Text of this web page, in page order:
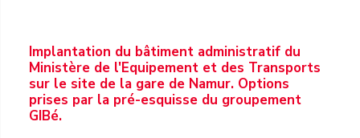
Implantation du bâtiment administratif du
Ministère de l'Equipement et des Transports
sur le site de la gare de Namur. Options
prises par la pré-esquisse du groupement
GIBé.